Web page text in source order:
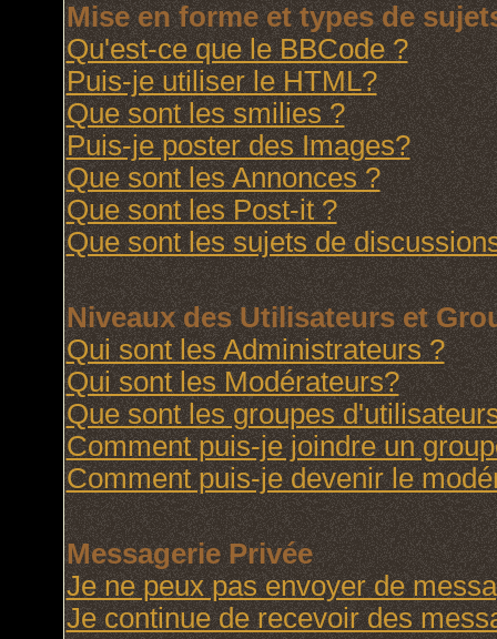
Mise en forme et types de
Qu'est-ce que le BBCode ?
Puis-je utiliser le HTML?
Que sont les smilies ?
Puis-je poster des Images?
Que sont les Annonces ?
Que sont les Post-it ?
Que sont les sujets de
Niveaux des Utilisateurs et
Qui sont les Administrateurs ?
Qui sont les Modérateurs?
Que sont les groupes
Comment puis-je joindre un
Comment puis-je devenir le
Messagerie Privée
Je ne peux pas envoyer de
Je continue de recevoir des